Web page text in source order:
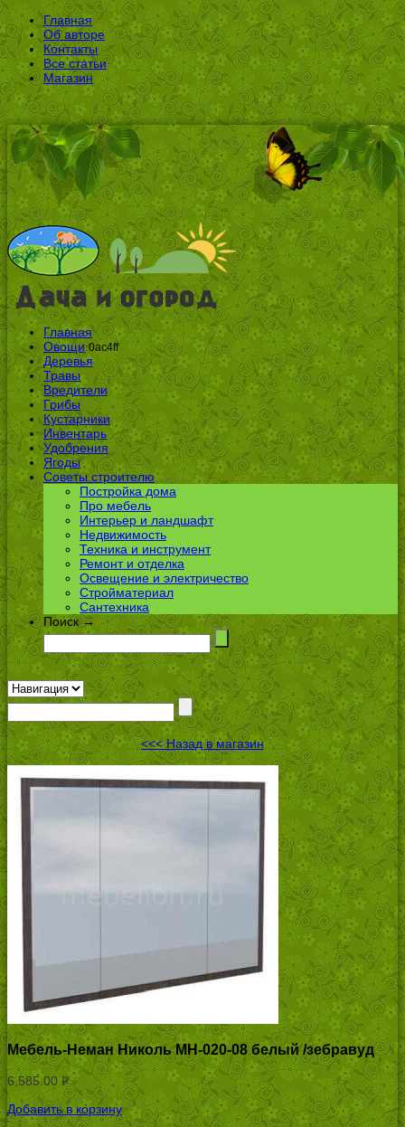
Главная
Об авторе
Контакты
Все статьи
Магазин
Главная
Овощи 0ac4ff
Деревья
Травы
Вредители
Грибы
Кустарники
Инвентарь
Удобрения
Ягоды
Советы строителю
Постройка дома
Про мебель
Интерьер и ландшафт
Недвижимость
Техника и инструмент
Ремонт и отделка
Освещение и электричество
Стройматериал
Сантехника
Поиск →
<<< Назад в магазин
Мебель-Неман Николь МН-020-08 белый /зебравуд
6,585.00 Р
УБ.
Добавить в корзину